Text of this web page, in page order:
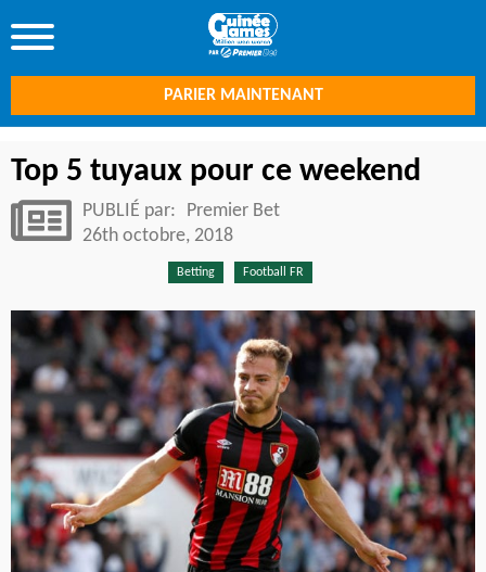
PARIER MAINTENANT
Top 5 tuyaux pour ce weekend
PUBLIÉ par:
Premier Bet
26th octobre, 2018
Betting Football FR